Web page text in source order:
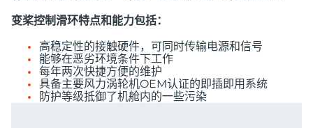
变桨控制滑环特点和能力包括：
高稳定性的接触硬件，可同时传输电源和信号
能够在恶劣环境条件下工作
每年两次快捷方便的维护
具备主要风力涡轮机OEM认证的即插即用系统
防护等级抵御了机舱内的一些污染